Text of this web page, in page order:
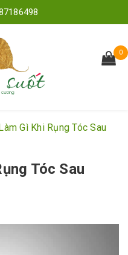
0
Gì Khi Rụng Tóc Sau
Tóc Sau